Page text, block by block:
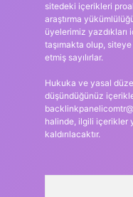
sitedeki içerikleri
araştırma
üyelerimiz yazdıkları
taşımakta olup,
etmiş sayılırlar.
Hukuka ve yasal
düşündüğünüz
halinde, ilgili içerikler
kaldırılacaktır.